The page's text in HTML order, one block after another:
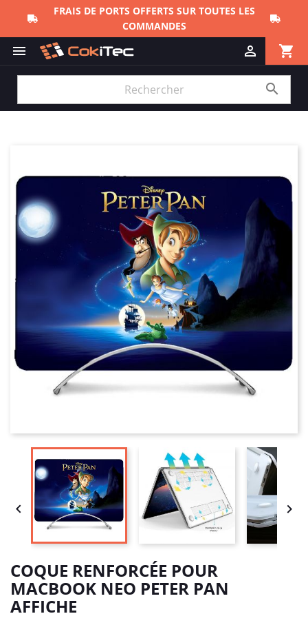
FRAIS DE PORTS OFFERTS SUR TOUTES LES
COMMANDES
 shopping_cart


 
COQUE RENFORCÉE POUR
MACBOOK NEO PETER PAN
AFFICHE